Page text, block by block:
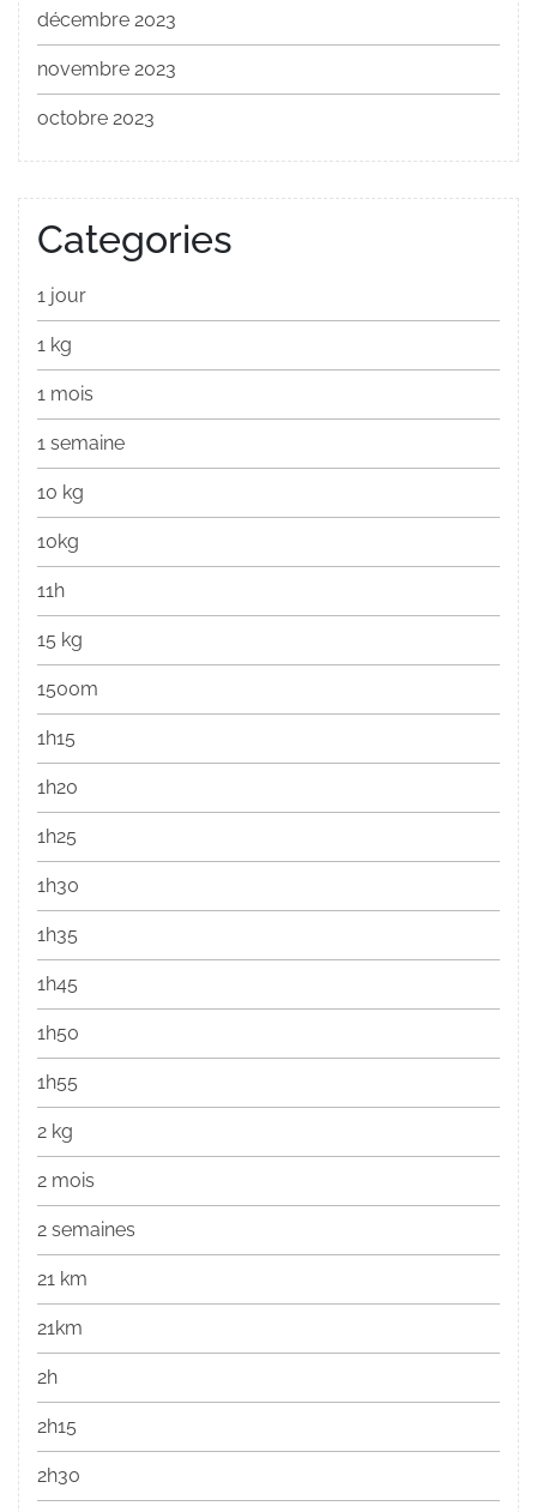
décembre 2023
novembre 2023
octobre 2023
Categories
1 jour
1 kg
1 mois
1 semaine
10 kg
10kg
11h
15 kg
1500m
1h15
1h20
1h25
1h30
1h35
1h45
1h50
1h55
2 kg
2 mois
2 semaines
21 km
21km
2h
2h15
2h30